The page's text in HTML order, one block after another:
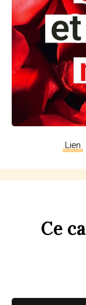
Lien
Ce ca